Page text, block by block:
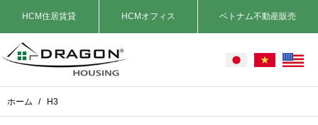
HCM住居賃貸 HCMオフィス ベトナム不動産販売
ホーム / H3